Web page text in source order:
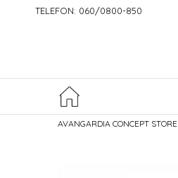
TELEFON: 060/0800-850
AVANGARDIA CONCEPT STORE